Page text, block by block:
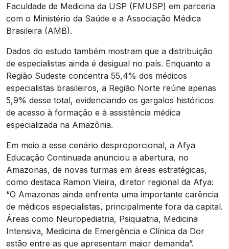
Faculdade de Medicina da USP (FMUSP) em parceria
com o Ministério da Saúde e a Associação Médica
Brasileira (AMB).
Dados do estudo também mostram que a distribuição
de especialistas ainda é desigual no país. Enquanto a
Região Sudeste concentra 55,4% dos médicos
especialistas brasileiros, a Região Norte reúne apenas
5,9% desse total, evidenciando os gargalos históricos
de acesso à formação e à assistência médica
especializada na Amazônia.
Em meio a esse cenário desproporcional, a Afya
Educação Continuada anunciou a abertura, no
Amazonas, de novas turmas em áreas estratégicas,
como destaca Ramon Vieira, diretor regional da Afya:
“O Amazonas ainda enfrenta uma importante carência
de médicos especialistas, principalmente fora da capital.
Áreas como Neuropediatria, Psiquiatria, Medicina
Intensiva, Medicina de Emergência e Clínica da Dor
estão entre as que apresentam maior demanda”.